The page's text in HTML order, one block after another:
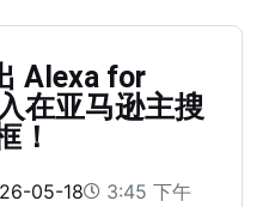
Alexa for
在亚马逊主搜
！
05-18 3:45 下午